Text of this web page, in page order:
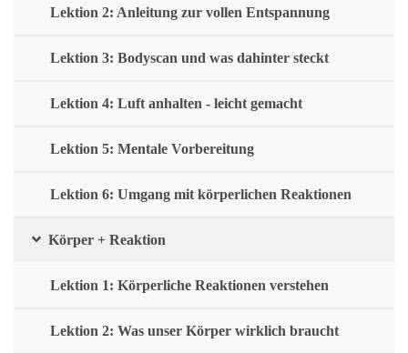
Lektion 2: Anleitung zur vollen Entspannung
Lektion 3: Bodyscan und was dahinter steckt
Lektion 4: Luft anhalten - leicht gemacht
Lektion 5: Mentale Vorbereitung
Lektion 6: Umgang mit körperlichen Reaktionen
Körper + Reaktion
Lektion 1: Körperliche Reaktionen verstehen
Lektion 2: Was unser Körper wirklich braucht